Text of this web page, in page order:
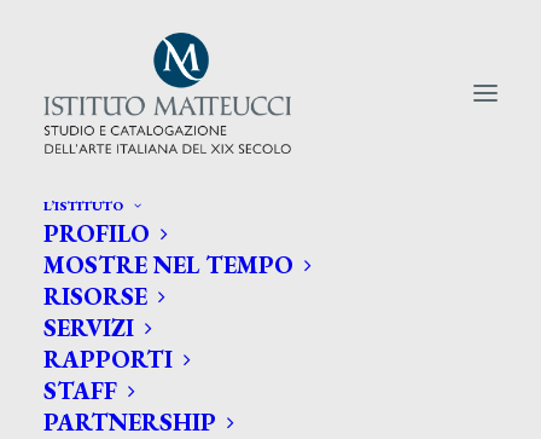
L’ISTITUTO
PROFILO
MOSTRE NEL TEMPO
RISORSE
SERVIZI
RAPPORTI
STAFF
PARTNERSHIP
CERCA TRA GLI ARTISTI:
Search
for: